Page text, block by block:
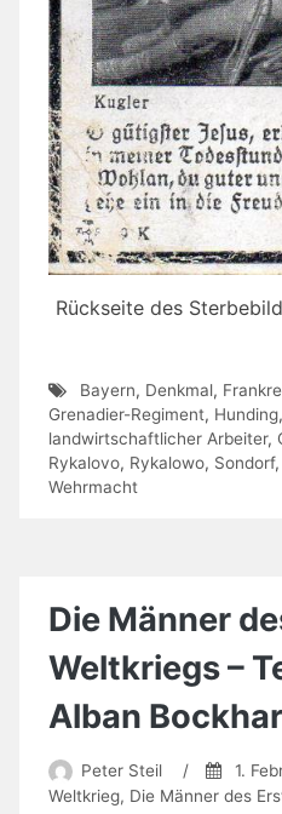
Rückseite des
Bayern, Denkmal,
Grenadier-Regiment, Hunding,
landwirtschaftlicher Arbeiter,
Rykalovo, Rykalowo, Sondorf,
Wehrmacht
Die Männer
Weltkriegs –
Alban
Peter Steil / 1.
Weltkrieg, Die Männer des